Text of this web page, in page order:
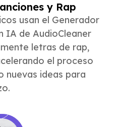
y Rap
usan el Generador
IA de AudioCleaner
letras de rap,
el proceso
nuevas ideas para